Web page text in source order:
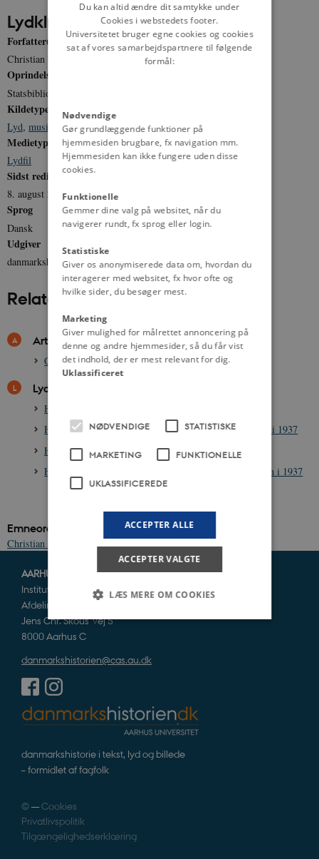
Lydklip
Forfatter(e)
Christian Thomsen
Oprindelse
Statsbiblioteket
Kildetype
Lyd, musik
Medietype
Lydfil
Sidst redigeret
8. august 2012
Sprog
Dansk
Udgiver
danmarkshistorien.dk
Relateret indhold
Artikler
Christian 10., 1870-1947
Lydklip
HØR: Christian 10.s Festmarch i 1937
HØR: Christian 10. taler ved sit 25-års regentjubilæum i 1937
HØR: Christian 10.s Honnørmarch
HØR: Stauning taler ved Christian 10.s 25-års jubilæum i 1937
Emneord
Christian 10. Kernestof national identitet Lydklip - kongelige
AARHUS UNIVERSITET
Institut for Kultur og Samfund
Afdeling for Historie og Klassiske Studier
Jens Chr. Skous Vej 5
8000 Aarhus C
danmarkshistorien@cas.au.dk
danmarkshistorie i tekst, lyd og billede
– formidlet af fagfolk
©—Cookies
Privatlivspolitik
Tilgængelighedserklæring
Du kan altid ændre dit samtykke under
Cookies i webstedets footer.
Universitetet bruger egne cookies og cookies
sat af vores samarbejdspartnere til følgende
formål:
Nødvendige
Gør grundlæggende funktioner på
hjemmesiden brugbare, fx navigation mm.
Hjemmesiden kan ikke fungere uden disse
cookies.
Funktionelle
Gemmer dine valg på websitet, når du
navigerer rundt, fx sprog eller login.
Statistiske
Giver os anonymiserede data om, hvordan du
interagerer med websitet, fx hvor ofte og
hvilke sider, du besøger mest.
Marketing
Giver mulighed for målrettet annoncering på
denne og andre hjemmesider, så du får vist
det indhold, der er mest relevant for dig.
Uklassificeret
NØDVENDIGE STATISTISKE
MARKETING FUNKTIONELLE
UKLASSIFICEREDE
ACCEPTER ALLE
ACCEPTER VALGTE
LÆS MERE OM COOKIES
Funktionelle
hjemmesiden brugbar ved at aktivere nogle
grundlæggende funktioner som navigation mm.
Hjemmesiden kan ikke fungerer uden disse